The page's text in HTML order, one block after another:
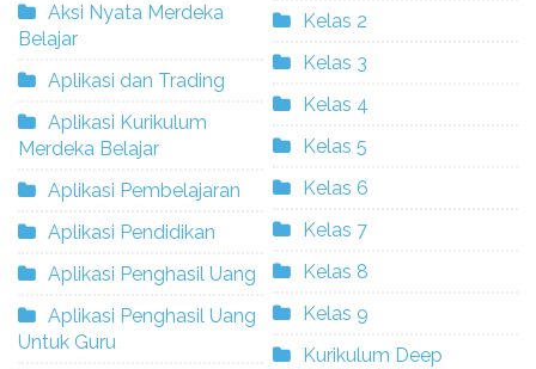
Aksi Nyata Merdeka
Belajar
Aplikasi dan Trading
Aplikasi Kurikulum
Merdeka Belajar
Aplikasi Pembelajaran
Aplikasi Pendidikan
Aplikasi Penghasil Uang
Aplikasi Penghasil Uang
Untuk Guru
Kelas 2
Kelas 3
Kelas 4
Kelas 5
Kelas 6
Kelas 7
Kelas 8
Kelas 9
Kurikulum Deep